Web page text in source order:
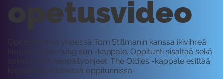
opetusvideo
Opettelemme yhdessä Tom Stillmanin kanssa ikivihreä
House of the rising sun -kappale. Oppitunti sisältää sekä
soinnut että näppäilyohjeet. The Oldies -kappale esittää
kappaleen erillisessä oppitunnissa.